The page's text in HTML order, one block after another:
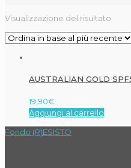
Visualizzazione del risultato
AUSTRALIAN GOLD
19,90€
Aggiungi al carrello
Fondo (R)ESISTO